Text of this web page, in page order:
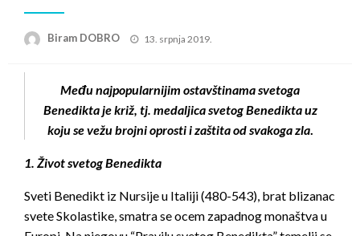
Biram DOBRO
Posted
13. srpnja 2019.
Među najpopularnijim ostavštinama svetoga
Benedikta je križ, tj. medaljica svetog Benedikta uz
koju se vežu brojni oprosti i zaštita od svakoga zla.
1. Život svetog Benedikta
Sveti Benedikt iz Nursije u Italiji (480-543), brat blizanac
svete Skolastike, smatra se ocem zapadnog monaštva u